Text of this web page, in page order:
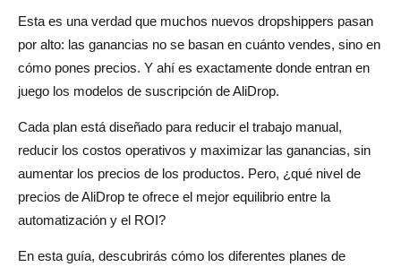
electrónico frente a líneas más rápidas)
Precios y paquetes de psicología (aumente el AOV para
aumentar el margen neto)
Tácticas psicológicas inteligentes que funcionan:
Ventas adicionales posteriores a la compra y ganancias
publicitarios)
Ventas adicionales posteriores a la compra
Esta es una verdad que muchos nuevos dropshippers pasan
por alto: las ganancias no se basan en cuánto vendes, sino en
cómo pones precios. Y ahí es exactamente donde entran en
juego los modelos de suscripción de AliDrop.
Cada plan está diseñado para reducir el trabajo manual,
reducir los costos operativos y maximizar las ganancias, sin
aumentar los precios de los productos. Pero, ¿qué nivel de
precios de AliDrop te ofrece el mejor equilibrio entre la
automatización y el ROI?
En esta guía, descubrirás cómo los diferentes planes de